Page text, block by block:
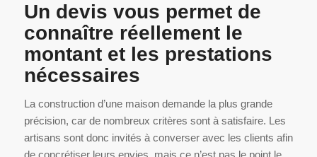
Un devis vous permet de
connaître réellement le
montant et les prestations
nécessaires
La construction d’une maison demande la plus grande
précision, car de nombreux critères sont à satisfaire. Les
artisans sont donc invités à converser avec les clients afin
de concrétiser leurs envies, mais ce n’est pas le point le